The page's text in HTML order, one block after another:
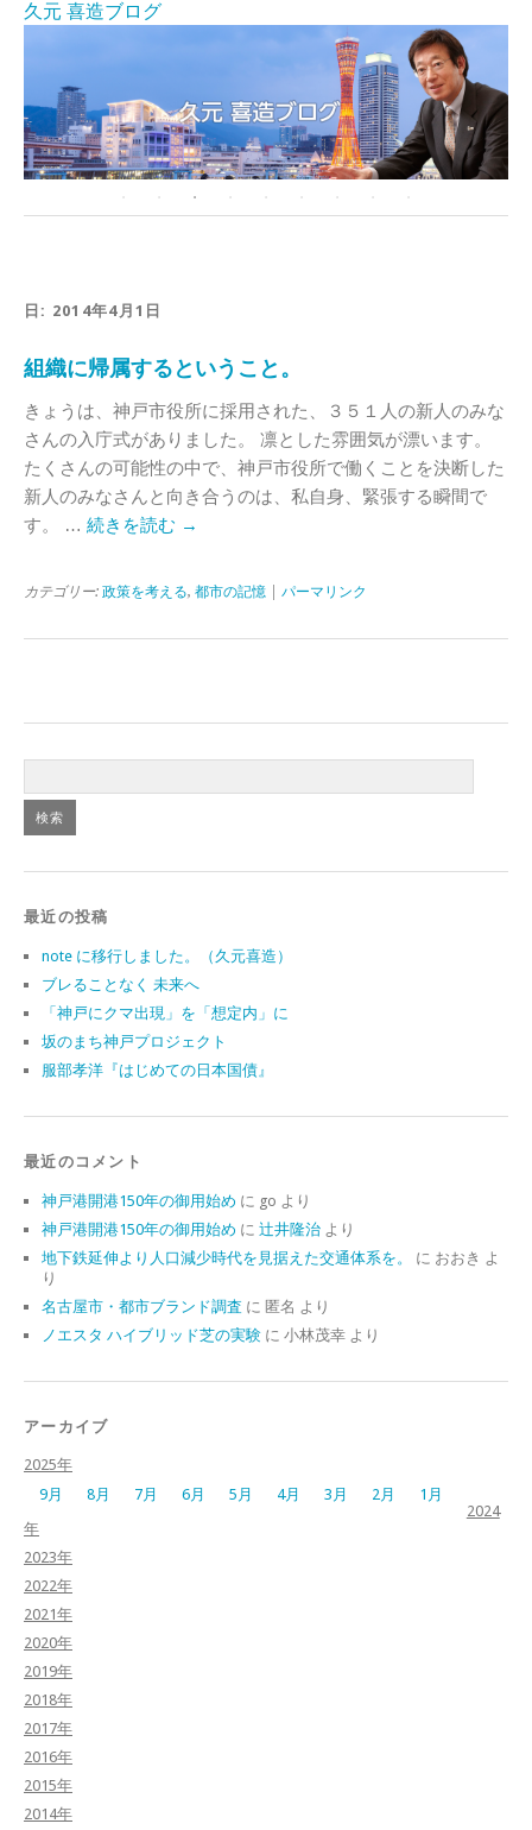
久元 喜造ブログ
日: 2014年4月1日
組織に帰属するということ。
きょうは、神戸市役所に採用された、３５１人の新人のみな
さんの入庁式がありました。 凛とした雰囲気が漂います。
たくさんの可能性の中で、神戸市役所で働くことを決断した
新人のみなさんと向き合うのは、私自身、緊張する瞬間で
す。 … 続きを読む →
カテゴリー: 政策を考える, 都市の記憶 パーマリンク
最近の投稿
note に移行しました。（久元喜造）
ブレることなく 未来へ
「神戸にクマ出現」を「想定内」に
坂のまち神戸プロジェクト
服部孝洋『はじめての日本国債』
最近のコメント
神戸港開港150年の御用始め に go より
神戸港開港150年の御用始め に 辻井隆治 より
地下鉄延伸より人口減少時代を見据えた交通体系を。
に おおき よ
り
名古屋市・都市ブランド調査 に 匿名 より
ノエスタ ハイブリッド芝の実験 に 小林茂幸 より
アーカイブ
2025年
9月
8月 7月 6月 5月 4月 3月 2月
1月
2024
年
2023年
2022年
2021年
2020年
2019年
2018年
2017年
2016年
2015年
2014年